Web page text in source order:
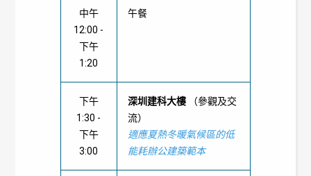
中午
12:00 -
下午
1:20
午餐
下午
1:30 -
下午
3:00
深圳建科大樓（參觀及交
流）
適應夏熱冬暖氣候區的低
能耗辦公建築範本